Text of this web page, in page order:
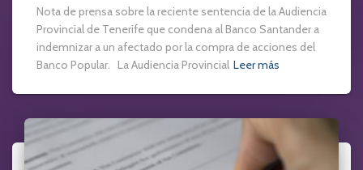
Nota de prensa sobre la reciente sentencia de la Audiencia
Provincial de Tenerife que condena al Banco Santander a
indemnizar a un afectado por la compra de acciones del
Banco Popular. La Audiencia Provincial Leer más